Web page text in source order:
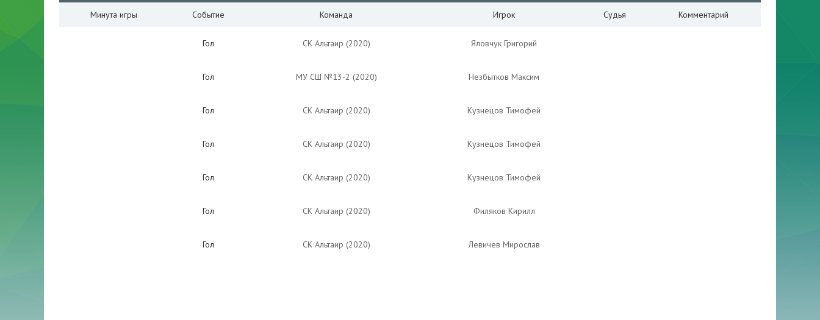
Минута игры Событие Команда Игрок Судья Комментарий
Гол СК Альтаир (2020) Яловчук Григорий
Гол МУ СШ №13-2 (2020) Незбытков Максим
Гол СК Альтаир (2020) Кузнецов Тимофей
Гол СК Альтаир (2020) Кузнецов Тимофей
Гол СК Альтаир (2020) Кузнецов Тимофей
Гол СК Альтаир (2020) Филяков Кирилл
Гол СК Альтаир (2020) Левичев Мирослав